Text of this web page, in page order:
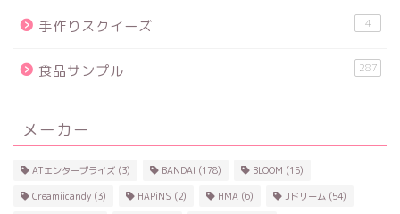
手作りスクイーズ 4
食品サンプル 287
メーカー
ATエンタープライズ (3) BANDAI (178) BLOOM (15)
Creamiicandy (3) HAPiNS (2) HMA (6) Jドリーム (54)